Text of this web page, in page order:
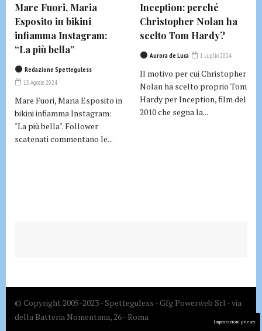
Mare Fuori, Maria
Esposito in bikini
infiamma Instagram:
“La più bella”
Redazione Spetteguless
13 Agosto 2024
Mare Fuori, Maria Esposito in
bikini infiamma Instagram:
"La più bella". Follower
scatenati commentano le...
Inception: perché
Christopher Nolan ha
scelto Tom Hardy?
Aurora de Luca 1 Luglio 2024
Il motivo per cui Christopher
Nolan ha scelto proprio Tom
Hardy per Inception, film del
2010 che segna la...
© Copyright 2005-2023 - Spetteguless - Gfg Powerweb Srl - via
della Batteria Nomentana, 26 - Roma
Impostazioni privacy